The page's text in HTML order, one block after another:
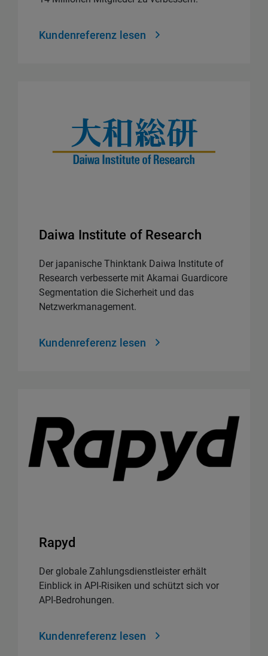
Kundenreferenz lesen
Daiwa Institute of Research
Der japanische Thinktank Daiwa Institute of
Research verbesserte mit Akamai Guardicore
Segmentation die Sicherheit und das
Netzwerkmanagement.
Kundenreferenz lesen
Rapyd
Der globale Zahlungsdienstleister erhält
Einblick in API-Risiken und schützt sich vor
API-Bedrohungen.
Kundenreferenz lesen